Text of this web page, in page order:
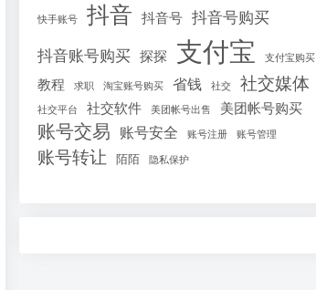
快手账号 抖音 抖音号 抖音号购买
抖音账号购买 探探 支付宝 支付宝购买
教程 求职 淘宝账号购买 省钱 社交 社交媒体
社交平台 社交软件 美团帐号出售 美团帐号购买
账号交易 账号安全 账号注册 账号管理
账号转让 陌陌 隐私保护